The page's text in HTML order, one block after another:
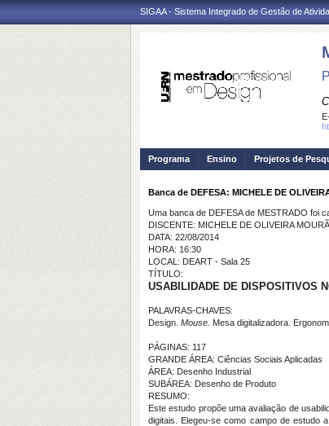
SIGAA - Sistema Integrado de Gestão de
Programa Ensino Projetos de
Banca de DEFESA: MICHELE DE
Uma banca de DEFESA de MESTRADO foi
DISCENTE: MICHELE DE OLIVEIRA
DATA: 22/08/2014
HORA: 16:30
LOCAL: DEART - Sala 25
TÍTULO:
USABILIDADE DE DISPOSITIVOS
PALAVRAS-CHAVES:
Design. Mouse. Mesa digitalizadora.
PÁGINAS: 117
GRANDE ÁREA: Ciências Sociais Aplicadas
ÁREA: Desenho Industrial
SUBÁREA: Desenho de Produto
RESUMO:
Este estudo propõe uma avaliação de
digitais. Elegeu-se como campo de estudo